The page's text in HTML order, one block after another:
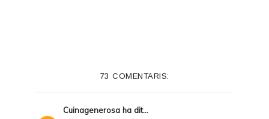
73 COMENTARIS:
Cuinagenerosa ha dit...